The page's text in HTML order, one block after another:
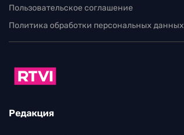
Пользовательское соглашение
Политика обработки персональных данных
Редакция